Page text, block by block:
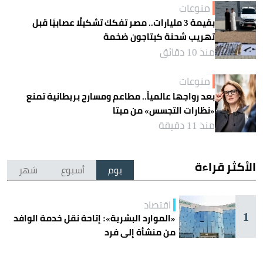
منوعات
بقيمة 3 مليارات.. مصر تفكك تشكيلًا عصابيًا قبل
تهريب شحنة كبتاجون ضخمة
منذ 10 دقائق
منوعات
بعد رواجها عالمياً.. مطاعم ومسارح بريطانية تمنع
«نظارات التجسس» من ميتا
منذ 11 دقيقة
الأكثر قراءة يوم أسبوع شهر
1
اقتصاد
«الموارد البشرية»: إتاحة نقل خدمة الوافد
من منشأة إلى فرد